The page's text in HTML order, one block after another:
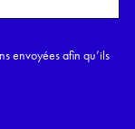
envoyées afin qu’ils